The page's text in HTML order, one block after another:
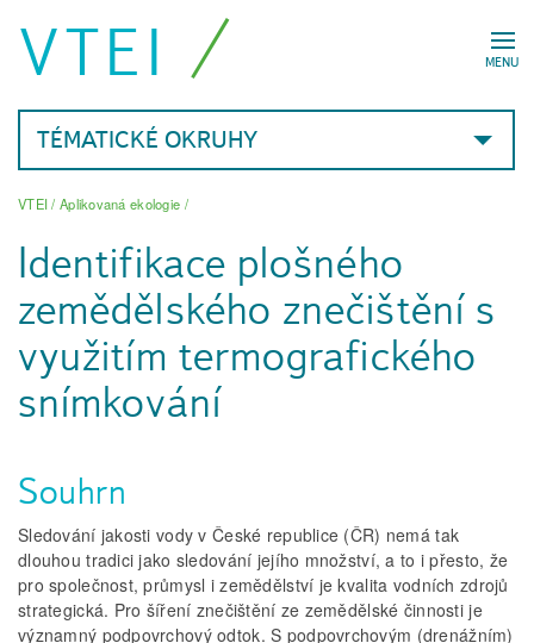
MENU
VTEI
TÉMATICKÉ OKRUHY
VTEI/ Aplikovaná ekologie /
Identifikace plošného
zemědělského znečištění s
využitím termografického
snímkování
Souhrn
Sledování jakosti vody v České republice (ČR) nemá tak
dlouhou tradici jako sledování jejího množství, a to i přesto, že
pro společnost, průmysl i zemědělství je kvalita vodních zdrojů
strategická. Pro šíření znečištění ze zemědělské činnosti je
významný podpovrchový odtok. S podpovrchovým (drenážním)